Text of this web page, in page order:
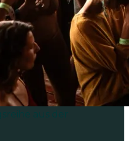
aus der